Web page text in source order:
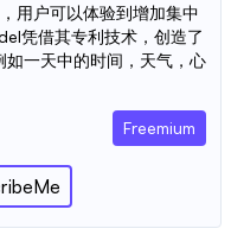
用户可以体验到增加集中
凭借其专利技术，创造了
如一天中的时间，天气，心
Freemium